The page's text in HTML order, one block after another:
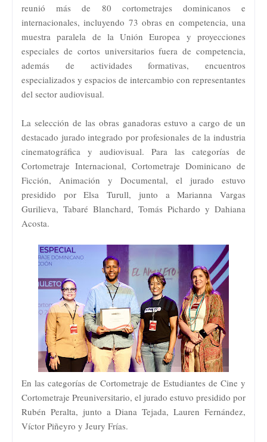
reunió más de 80 cortometrajes dominicanos e
internacionales, incluyendo 73 obras en competencia, una
muestra paralela de la Unión Europea y proyecciones
especiales de cortos universitarios fuera de competencia,
además de actividades formativas, encuentros
especializados y espacios de intercambio con representantes
del sector audiovisual.
La selección de las obras ganadoras estuvo a cargo de un
destacado jurado integrado por profesionales de la industria
cinematográfica y audiovisual. Para las categorías de
Cortometraje Internacional, Cortometraje Dominicano de
Ficción, Animación y Documental, el jurado estuvo
presidido por Elsa Turull, junto a Marianna Vargas
Gurilieva, Tabaré Blanchard, Tomás Pichardo y Dahiana
Acosta.
En las categorías de Cortometraje de Estudiantes de Cine y
Cortometraje Preuniversitario, el jurado estuvo presidido por
Rubén Peralta, junto a Diana Tejada, Lauren Fernández,
Víctor Piñeyro y Jeury Frías.